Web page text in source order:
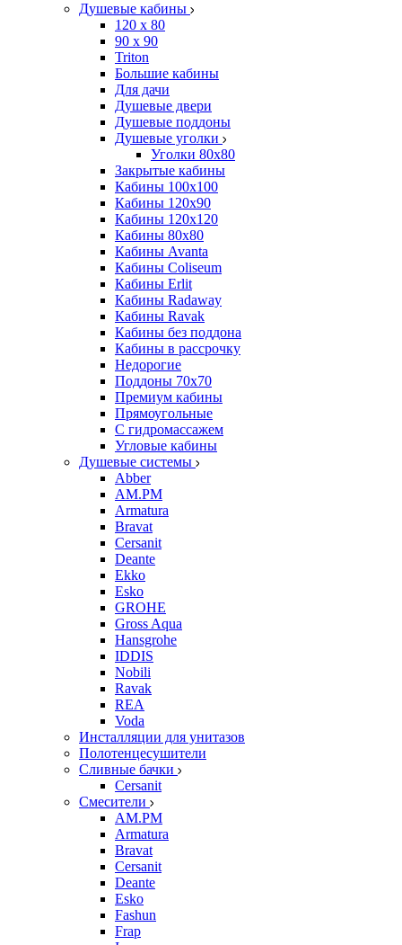
Душевые кабины
120 x 80
90 х 90
Triton
Большие кабины
Для дачи
Душевые двери
Душевые поддоны
Душевые уголки
Уголки 80х80
Закрытые кабины
Кабины 100x100
Кабины 120x90
Кабины 120х120
Кабины 80х80
Кабины Avanta
Кабины Coliseum
Кабины Erlit
Кабины Radaway
Кабины Ravak
Кабины без поддона
Кабины в рассрочку
Недорогие
Поддоны 70x70
Премиум кабины
Прямоугольные
С гидромассажем
Угловые кабины
Душевые системы
Abber
AM.PM
Armatura
Bravat
Cersanit
Deante
Ekko
Esko
GROHE
Gross Aqua
Hansgrohe
IDDIS
Nobili
Ravak
REA
Voda
Инсталляции для унитазов
Полотенцесушители
Сливные бачки
Cersanit
Смесители
AM.PM
Armatura
Bravat
Cersanit
Deante
Esko
Fashun
Frap